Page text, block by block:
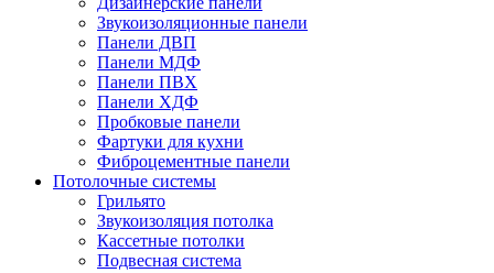
Звукоизоляционные панели
Панели ДВП
Панели МДФ
Панели ПВХ
Панели ХДФ
Пробковые панели
Фартуки для кухни
Фиброцементные панели
Потолочные системы
Грильято
Звукоизоляция потолка
Кассетные потолки
Подвесная система